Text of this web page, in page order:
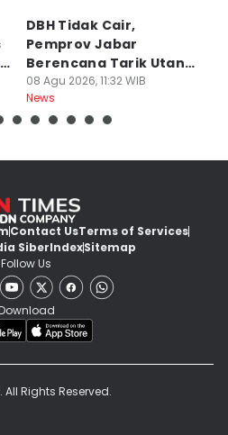
DBH Tidak Cair,
Pemprov Jabar
Berencana Tarik Utang
Rp3,4 Triliun
08 Agu 2026, 11:32 WIB
News
Contact UsTerms of Services
SiberIndexSitemap
Follow Us
All Rights Reserved.